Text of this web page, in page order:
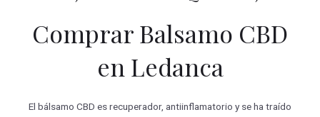
Comprar Balsamo CBD
en Ledanca
El bálsamo CBD es recuperador, antiinflamatorio y se ha traído